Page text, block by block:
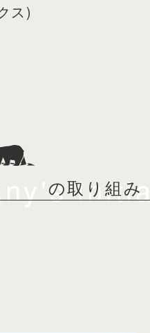
ス)
の取り組み